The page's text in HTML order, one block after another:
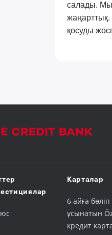
салады.
жаңарттық.
қосуды
Карталар
6 айға бөліп
ұсынатын
кредит